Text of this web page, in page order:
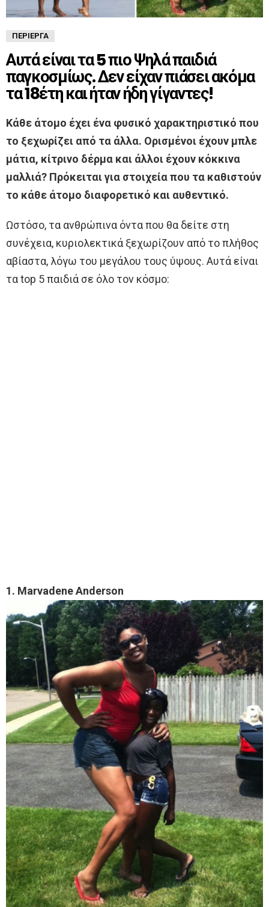
ΠΕΡΊΕΡΓΑ
Αυτά είναι τα 5 πιο Ψηλά παιδιά
παγκοσμίως. Δεν είχαν πιάσει ακόμα
τα 18έτη και ήταν ήδη γίγαντες!
Κάθε άτομο έχει ένα φυσικό χαρακτηριστικό που
το ξεχωρίζει από τα άλλα. Ορισμένοι έχουν μπλε
μάτια, κίτρινο δέρμα και άλλοι έχουν κόκκινα
μαλλιά? Πρόκειται για στοιχεία που τα καθιστούν
το κάθε άτομο διαφορετικό και αυθεντικό.
Ωστόσο, τα ανθρώπινα όντα που θα δείτε στη
συνέχεια, κυριολεκτικά ξεχωρίζουν από το πλήθος
αβίαστα, λόγω του μεγάλου τους ύψους. Αυτά είναι
τα top 5 παιδιά σε όλο τον κόσμο:
1. Marvadene Anderson